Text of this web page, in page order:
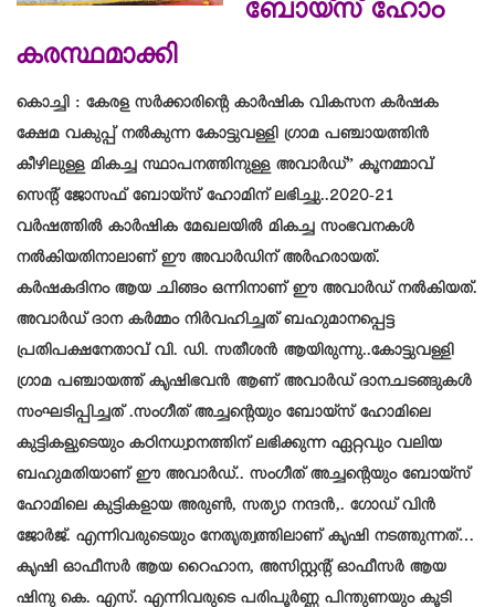
ബോയ്സ് ഹോം
കരസ്ഥമാക്കി
കൊച്ചി : കേരള സർക്കാരിന്റെ കാർഷിക വികസന കർഷക
ക്ഷേമ വകുപ്പ് നൽകുന്ന കോട്ടുവള്ളി ഗ്രാമ പഞ്ചായത്തിൻ
കീഴിലുള്ള മികച്ച സ്ഥാപനത്തിനുള്ള അവാർഡ്” കൂനമ്മാവ്
സെന്റ് ജോസഫ് ബോയ്സ് ഹോമിന് ലഭിച്ചു..2020-21
വർഷത്തിൽ കാർഷിക മേഖലയിൽ മികച്ച സംഭവനകൾ
നൽകിയതിനാലാണ് ഈ അവാർഡിന് അർഹരായത്.
കർഷകദിനം ആയ ചിങ്ങം ഒന്നിനാണ് ഈ അവാർഡ് നൽകിയത്.
അവാർഡ് ദാന കർമ്മം നിർവഹിച്ചത് ബഹുമാനപ്പെട്ട
പ്രതിപക്ഷനേതാവ് വി. ഡി. സതീശൻ ആയിരുന്നു..കോട്ടുവള്ളി
ഗ്രാമ പഞ്ചായത്ത് കൃഷിഭവൻ ആണ് അവാർഡ് ദാനചടങ്ങുകൾ
സംഘടിപ്പിച്ചത് .സംഗീത് അച്ചന്റെയും ബോയ്സ് ഹോമിലെ
കുട്ടികളുടെയും കഠിനധ്വാനത്തിന് ലഭിക്കുന്ന ഏറ്റവും വലിയ
ബഹുമതിയാണ് ഈ അവാർഡ്.. സംഗീത് അച്ചന്റെയും ബോയ്സ്
ഹോമിലെ കുട്ടികളായ അരുൺ, സത്യാ നന്ദൻ,. ഗോഡ് വിൻ
ജോർജ്. എന്നിവരുടെയും നേതൃത്വത്തിലാണ് കൃഷി നടത്തുന്നത്…
കൃഷി ഓഫീസർ ആയ റൈഹാന, അസിസ്റ്റന്റ് ഓഫീസർ ആയ
ഷിനു കെ. എസ്. എന്നിവരുടെ പരിപൂർണ്ണ പിന്തുണയും കൂടി